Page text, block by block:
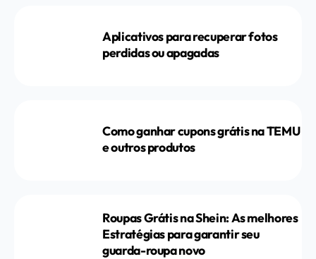
Aplicativos para recuperar fotos
perdidas ou apagadas
Como ganhar cupons grátis na TEMU
e outros produtos
Roupas Grátis na Shein: As melhores
Estratégias para garantir seu
guarda-roupa novo